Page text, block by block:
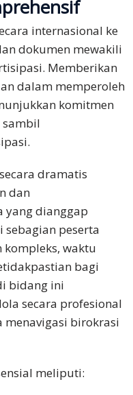
internasional ke
dokumen mewakili
Memberikan
dalam memperoleh
komitmen
sambil
dramatis
dan
yang dianggap
sebagian peserta
waktu
bagi
bidang ini
secara profesional
menavigasi birokrasi
meliputi: